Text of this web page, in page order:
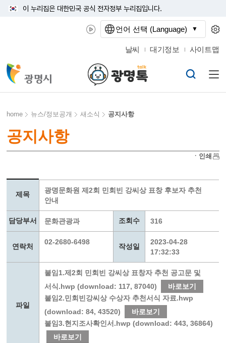
이 누리집은 대한민국 공식 전자정부 누리집입니다.
날씨 대기정보 사이트맵
home 뉴스/정보공개 새소식 공지사항
공지사항
ㆍ인쇄
제목
광명문화원 제2회 민회빈 강씨상 표창 후보자 추천
안내
담당부서 문화관광과 조회수 316
연락처
02-2680-6498
작성일
2023-04-28
17:32:33
파일
붙임1.제2회 민회빈 강씨상 표창자 추천 공고문 및
서식.hwp (download: 117, 87040)
바로보기
붙임2.민회빈강씨상 수상자 추천서식 자료.hwp
(download: 84, 43520)
바로보기
붙임3.현지조사확인서.hwp (download: 443, 36864)
바로보기
언어 선택 (Language)